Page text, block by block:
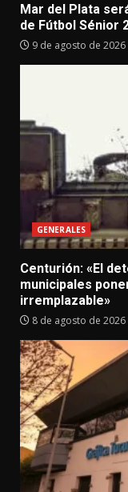
Mar del Plata
de Fútbol Sénior
9 de agosto de 2026
GENERALES
Centurión: «El
municipales
irremplazable»
8 de agosto de 2026